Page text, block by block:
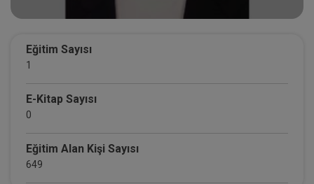
Eğitim Sayısı
1
E-Kitap Sayısı
0
Eğitim Alan Kişi Sayısı
649